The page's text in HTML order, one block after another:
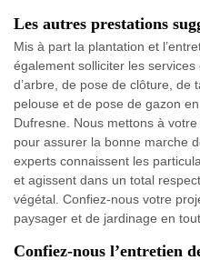
Les autres prestations
Mis à part la plantation et
également solliciter les services
d’arbre, de pose de clôture, de
pelouse et de pose de gazon
Dufresne. Nous mettons à
pour assurer la bonne marche
experts connaissent les
et agissent dans un total
végétal. Confiez-nous votre
paysager et de jardinage en
Confiez-nous l’entretien